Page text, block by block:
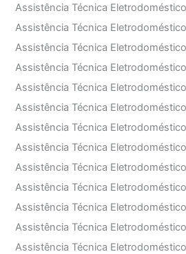
Assistência Técnica
Assistência Técnica
Assistência Técnica
Assistência Técnica
Assistência Técnica
Assistência Técnica
Assistência Técnica
Assistência Técnica
Assistência Técnica
Assistência Técnica
Assistência Técnica
Assistência Técnica
Assistência Técnica